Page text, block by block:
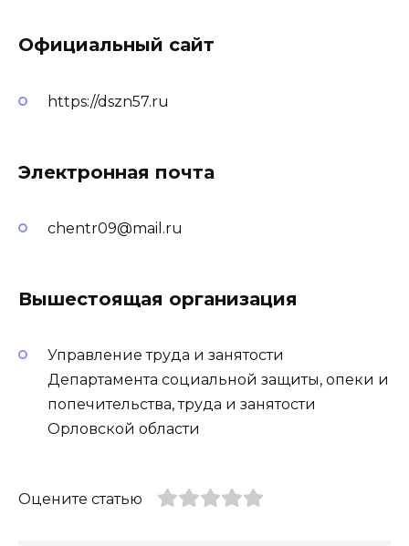
Официальный сайт
https://dszn57.ru
Электронная почта
chentr09@mail.ru
Вышестоящая организация
Управление труда и занятости
Департамента социальной защиты, опеки и
попечительства, труда и занятости
Орловской области
Оцените статью